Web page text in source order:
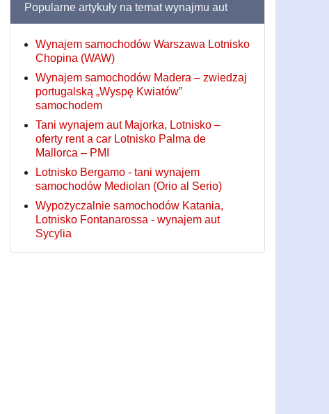
Popularne artykuły na temat wynajmu aut
Wynajem samochodów Warszawa Lotnisko
Chopina (WAW)
Wynajem samochodów Madera – zwiedzaj
portugalską „Wyspę Kwiatów”
samochodem
Tani wynajem aut Majorka, Lotnisko –
oferty rent a car Lotnisko Palma de
Mallorca – PMI
Lotnisko Bergamo - tani wynajem
samochodów Mediolan (Orio al Serio)
Wypożyczalnie samochodów Katania,
Lotnisko Fontanarossa - wynajem aut
Sycylia